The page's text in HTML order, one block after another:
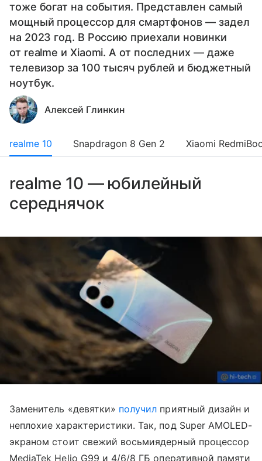
тоже богат на события. Представлен самый
мощный процессор для смартфонов — задел
на 2023 год. В Россию приехали новинки
от realme и Xiaomi. А от последних — даже
телевизор за 100 тысяч рублей и бюджетный
ноутбук.
Алексей Глинкин
realme 10 Snapdragon 8 Gen 2 Xiaomi
realme 10 — юбилейный
середнячок
Заменитель «девятки» получил приятный дизайн и
неплохие характеристики. Так, под Super AMOLED-
экраном стоит свежий восьмиядерный процессор
MediaTek Helio G99 и 4/6/8 ГБ оперативной памяти